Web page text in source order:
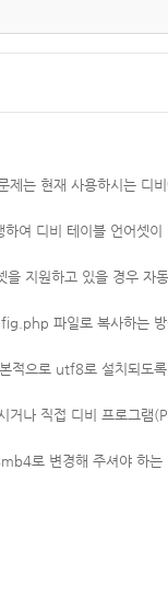
제는 현재 사용하시는
하여 디비 테이블 언어
지원하고 있을 경우 자
파일로 복사하는
으로 utf8로 설치되도록
거나 직접 디비 프로그램
로 변경해 주셔야 하는